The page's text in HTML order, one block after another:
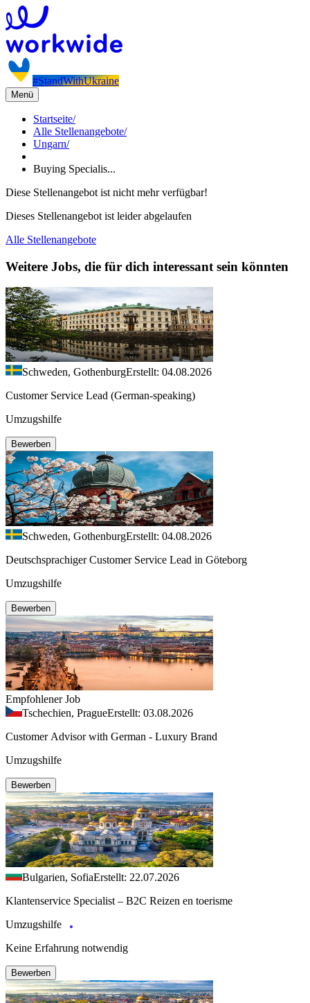
#StandWithUkraine
Menü
Startseite/
Alle Stellenangebote/
Ungarn/
Buying Specialis...
Diese Stellenangebot ist nicht mehr verfügbar!
Dieses Stellenangebot ist leider abgelaufen
Alle Stellenangebote
Weitere Jobs, die für dich interessant sein könnten
Schweden, GothenburgErstellt: 04.08.2026
Customer Service Lead (German-speaking)
Umzugshilfe
Bewerben
Schweden, GothenburgErstellt: 04.08.2026
Deutschsprachiger Customer Service Lead in Göteborg
Umzugshilfe
Bewerben
Empfohlener Job
Tschechien, PragueErstellt: 03.08.2026
Customer Advisor with German - Luxury Brand
Umzugshilfe
Bewerben
Bulgarien, SofiaErstellt: 22.07.2026
Klantenservice Specialist – B2C Reizen en toerisme
Umzugshilfe
Keine Erfahrung notwendig
Bewerben